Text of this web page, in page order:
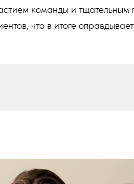
команды и тщательным
что в итоге